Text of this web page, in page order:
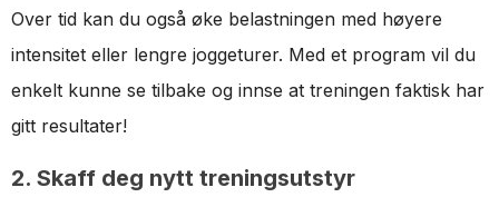
Over tid kan du også øke belastningen med høyere
intensitet eller lengre joggeturer. Med et program vil du
enkelt kunne se tilbake og innse at treningen faktisk har
gitt resultater!
2. Skaff deg nytt treningsutstyr